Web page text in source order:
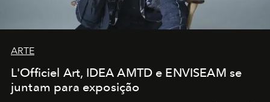
ARTE
L'Officiel Art, IDEA AMTD e ENVISEAM se
juntam para exposição